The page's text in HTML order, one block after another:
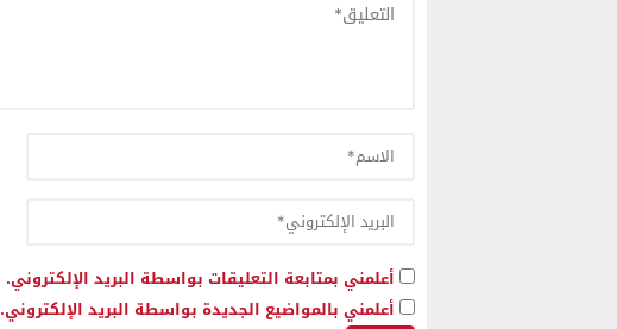
أعلمني بمتابعة التعليقات بواسطة البريد الإلكتروني.
أعلمني بالمواضيع الجديدة بواسطة البريد الإلكتروني.